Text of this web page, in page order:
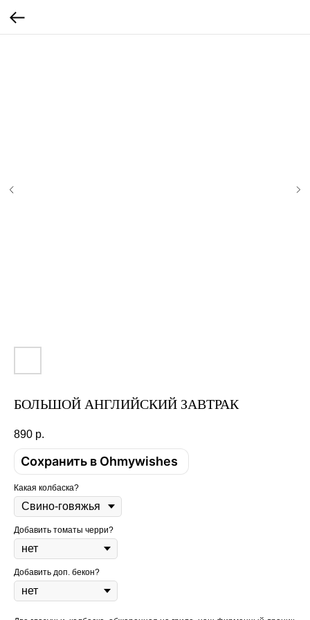
БОЛЬШОЙ АНГЛИЙСКИЙ ЗАВТРАК
890 р.
Сохранить в Ohmywishes
Какая колбаска?
Добавить томаты черри?
Добавить доп. бекон?